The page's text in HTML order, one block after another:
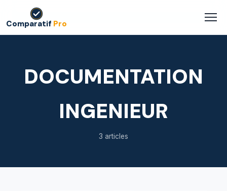
Comparatif Pro
DOCUMENTATION
INGENIEUR
3 articles